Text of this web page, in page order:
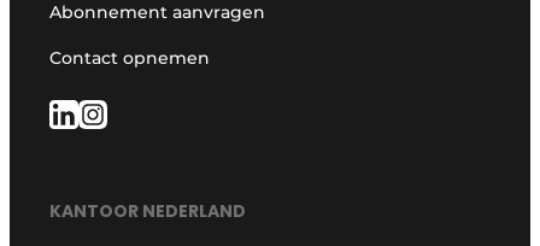
Abonnement aanvragen
Contact opnemen
KANTOOR NEDERLAND